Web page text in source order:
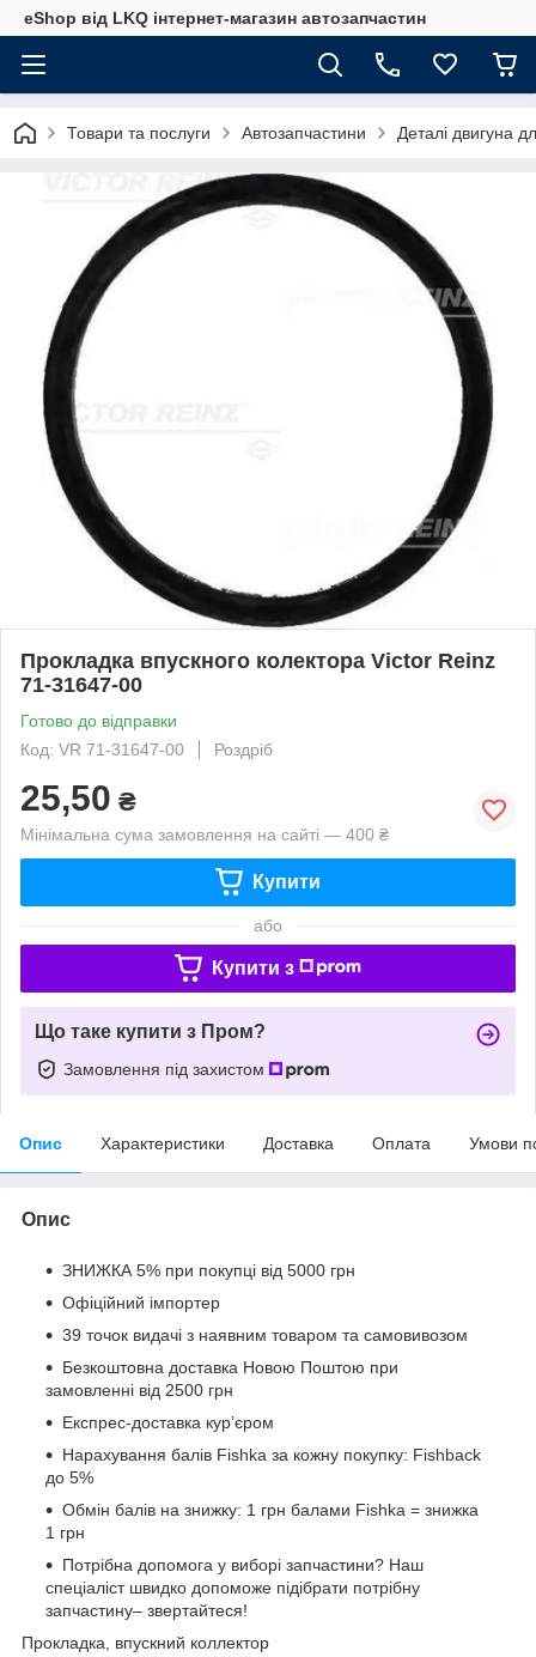
eShop від LKQ інтернет-магазин автозапчастин
Товари та послуги Автозапчастини Деталі двигуна
Прокладка впускного колектора Victor Reinz
71-31647-00
Готово до відправки
Код: VR 71-31647-00
Роздріб
25,50 ₴
Мінімальна сума замовлення на сайті — 400 ₴
Купити
або
Купити з
Що таке купити з Пром?
Замовлення під захистом
Опис Характеристики Доставка Оплата Умови
Опис
ЗНИЖКА 5% при покупці від 5000 грн
Офіційний імпортер
39 точок видачі з наявним товаром та самовивозом
Безкоштовна доставка Новою Поштою при
замовленні від 2500 грн
Експрес-доставка кур’єром
Нарахування балів Fishka за кожну покупку: Fishback
до 5%
Обмін балів на знижку: 1 грн балами Fishka = знижка
1 грн
Потрібна допомога у виборі запчастини? Наш
спеціаліст швидко допоможе підібрати потрібну
запчастину– звертайтеся!
Прокладка, впускний коллектор